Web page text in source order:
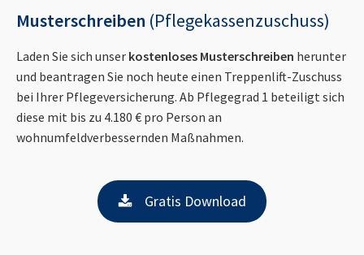
Musterschreiben (Pflegekassenzuschuss)
Laden Sie sich unser kostenloses Musterschreiben herunter
und beantragen Sie noch heute einen Treppenlift-Zuschuss
bei Ihrer Pflegeversicherung. Ab Pflegegrad 1 beteiligt sich
diese mit bis zu 4.180 € pro Person an
wohnumfeldverbessernden Maßnahmen.
Gratis Download